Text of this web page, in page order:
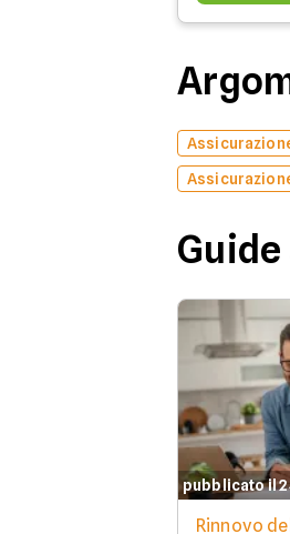
pubblicato il
Rinnovo